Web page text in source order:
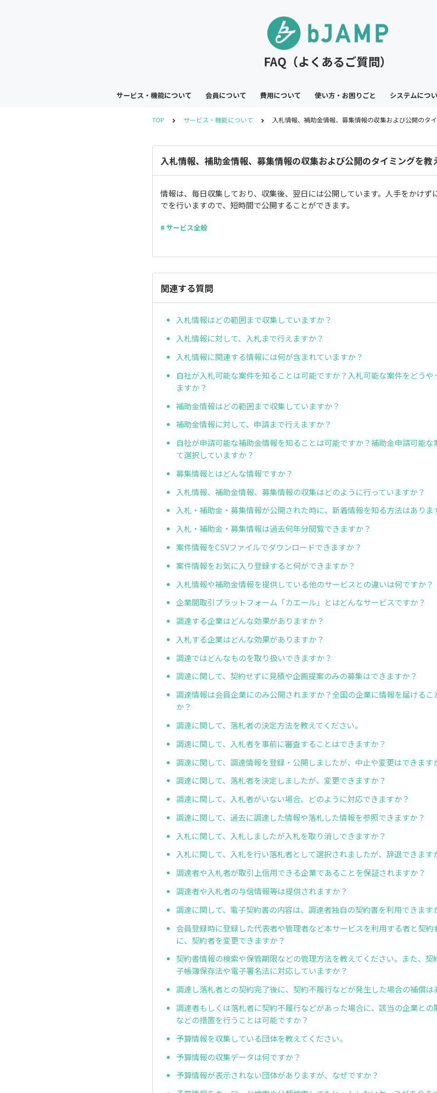
FAQ（よくあるご質問）
サービス・機能について 会員について 費用について 使い方・お困りごと システムにつ
TOP サービス・機能について 入札情報、補助金情報、募集情報の収集および公開のタイ
入札情報、補助金情報、募集情報の収集および公開のタイミングを教
情報は、毎日収集しており、収集後、翌日には公開しています。人手をかけず
でを行いますので、短時間で公開することができます。
# サービス全般
関連する質問
入札情報はどの範囲まで収集していますか？
入札情報に対して、入札まで行えますか？
入札情報に関連する情報には何が含まれていますか？
自社が入札可能な案件を知ることは可能ですか？入札可能な案件をどうや
ますか？
補助金情報はどの範囲まで収集していますか？
補助金情報に対して、申請まで行えますか？
自社が申請可能な補助金情報を知ることは可能ですか？補助金申請可能な
て選択していますか？
募集情報とはどんな情報ですか？
入札情報、補助金情報、募集情報の収集はどのように行っていますか？
入札・補助金・募集情報が公開された時に、新着情報を知る方法はありま
入札・補助金・募集情報は過去何年分閲覧できますか？
案件情報をCSVファイルでダウンロードできますか？
案件情報をお気に入り登録すると何ができますか？
入札情報や補助金情報を提供している他のサービスとの違いは何ですか？
企業間取引プラットフォーム「カエール」とはどんなサービスですか？
調達する企業はどんな効果がありますか？
入札する企業はどんな効果がありますか？
調達ではどんなものを取り扱いできますか？
調達に関して、契約せずに見積や企画提案のみの募集はできますか？
調達情報は会員企業にのみ公開されますか？全国の企業に情報を届けるこ
か？
調達に関して、落札者の決定方法を教えてください。
調達に関して、入札者を事前に審査することはできますか？
調達に関して、調達情報を登録・公開しましたが、中止や変更はできます
調達に関して、落札者を決定しましたが、変更できますか？
調達に関して、入札者がいない場合、どのように対応できますか？
調達に関して、過去に調達した情報や落札した情報を参照できますか？
入札に関して、入札しましたが入札を取り消しできますか？
入札に関して、入札を行い落札者として選択されましたが、辞退できます
調達者や入札者が取引上信用できる企業であることを保証されますか？
調達者や入札者の与信情報等は提供されますか？
調達に関して、電子契約書の内容は、調達者独自の契約書を利用できます
会員登録時に登録した代表者や管理者など本サービスを利用する者と契約
に、契約者を変更できますか？
契約書情報の検索や保管期限などの管理方法を教えてください。また、契
子帳簿保存法や電子署名法に対応していますか？
調達し落札者との契約完了後に、契約不履行などが発生した場合の補償は
調達者もしくは落札者に契約不履行などがあった場合に、該当の企業との
などの措置を行うことは可能ですか？
予算情報を収集している団体を教えてください。
予算情報の収集データは何ですか？
予算情報が表示されない団体がありますが、なぜですか？